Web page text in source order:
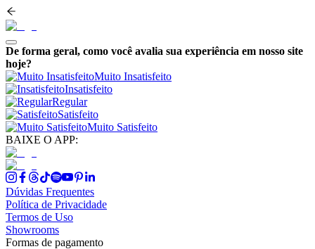
De forma geral, como você avalia sua experiência em nosso site
hoje?
Muito Insatisfeito
Insatisfeito
Regular
Satisfeito
Muito Satisfeito
BAIXE O APP:
Dúvidas Frequentes
Política de Privacidade
Termos de Uso
Showrooms
Formas de pagamento